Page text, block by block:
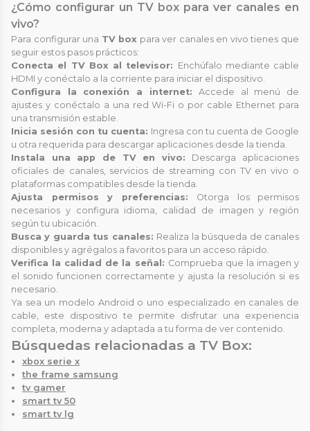
¿Cómo configurar un TV box para ver canales en
vivo?
Para configurar una TV box para ver canales en vivo tienes que
seguir estos pasos prácticos:
Conecta el TV Box al televisor: Enchúfalo mediante cable
HDMI y conéctalo a la corriente para iniciar el dispositivo.
Configura la conexión a internet:Accede al menú de
ajustes y conéctalo a una red Wi-Fi o por cable Ethernet para
una transmisión estable.
Inicia sesión con tu cuenta: Ingresa con tu cuenta de Google
u otra requerida para descargar aplicaciones desde la tienda.
Instala una app de TV en vivo: Descarga aplicaciones
oficiales de canales, servicios de streaming con TV en vivo o
plataformas compatibles desde la tienda.
Ajusta permisos y preferencias: Otorga los permisos
necesarios y configura idioma, calidad de imagen y región
según tu ubicación.
Busca y guarda tus canales: Realiza la búsqueda de canales
disponibles y agrégalos a favoritos para un acceso rápido.
Verifica la calidad de la señal: Comprueba que la imagen y
el sonido funcionen correctamente y ajusta la resolución si es
necesario.
Ya sea un modelo Android o uno especializado en canales de
cable, este dispositivo te permite disfrutar una experiencia
completa, moderna y adaptada a tu forma de ver contenido.
Búsquedas relacionadas a TV Box:
xbox serie x
the frame samsung
tv gamer
smart tv 50
smart tv lg